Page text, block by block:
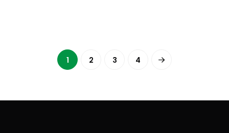
1 2 3 4